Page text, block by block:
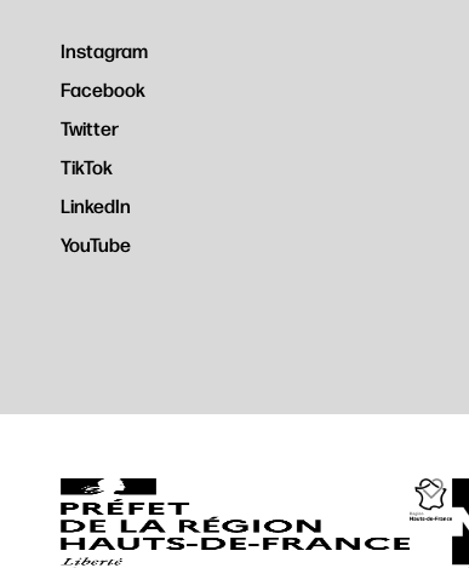
Instagram
Facebook
Twitter
TikTok
LinkedIn
YouTube